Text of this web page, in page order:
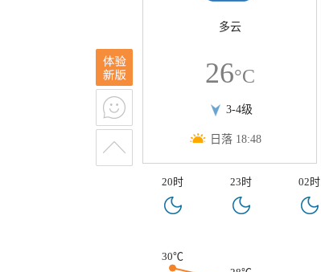
多云
26°C
3-4级
日落 18:48
20时 23时 02时
30℃